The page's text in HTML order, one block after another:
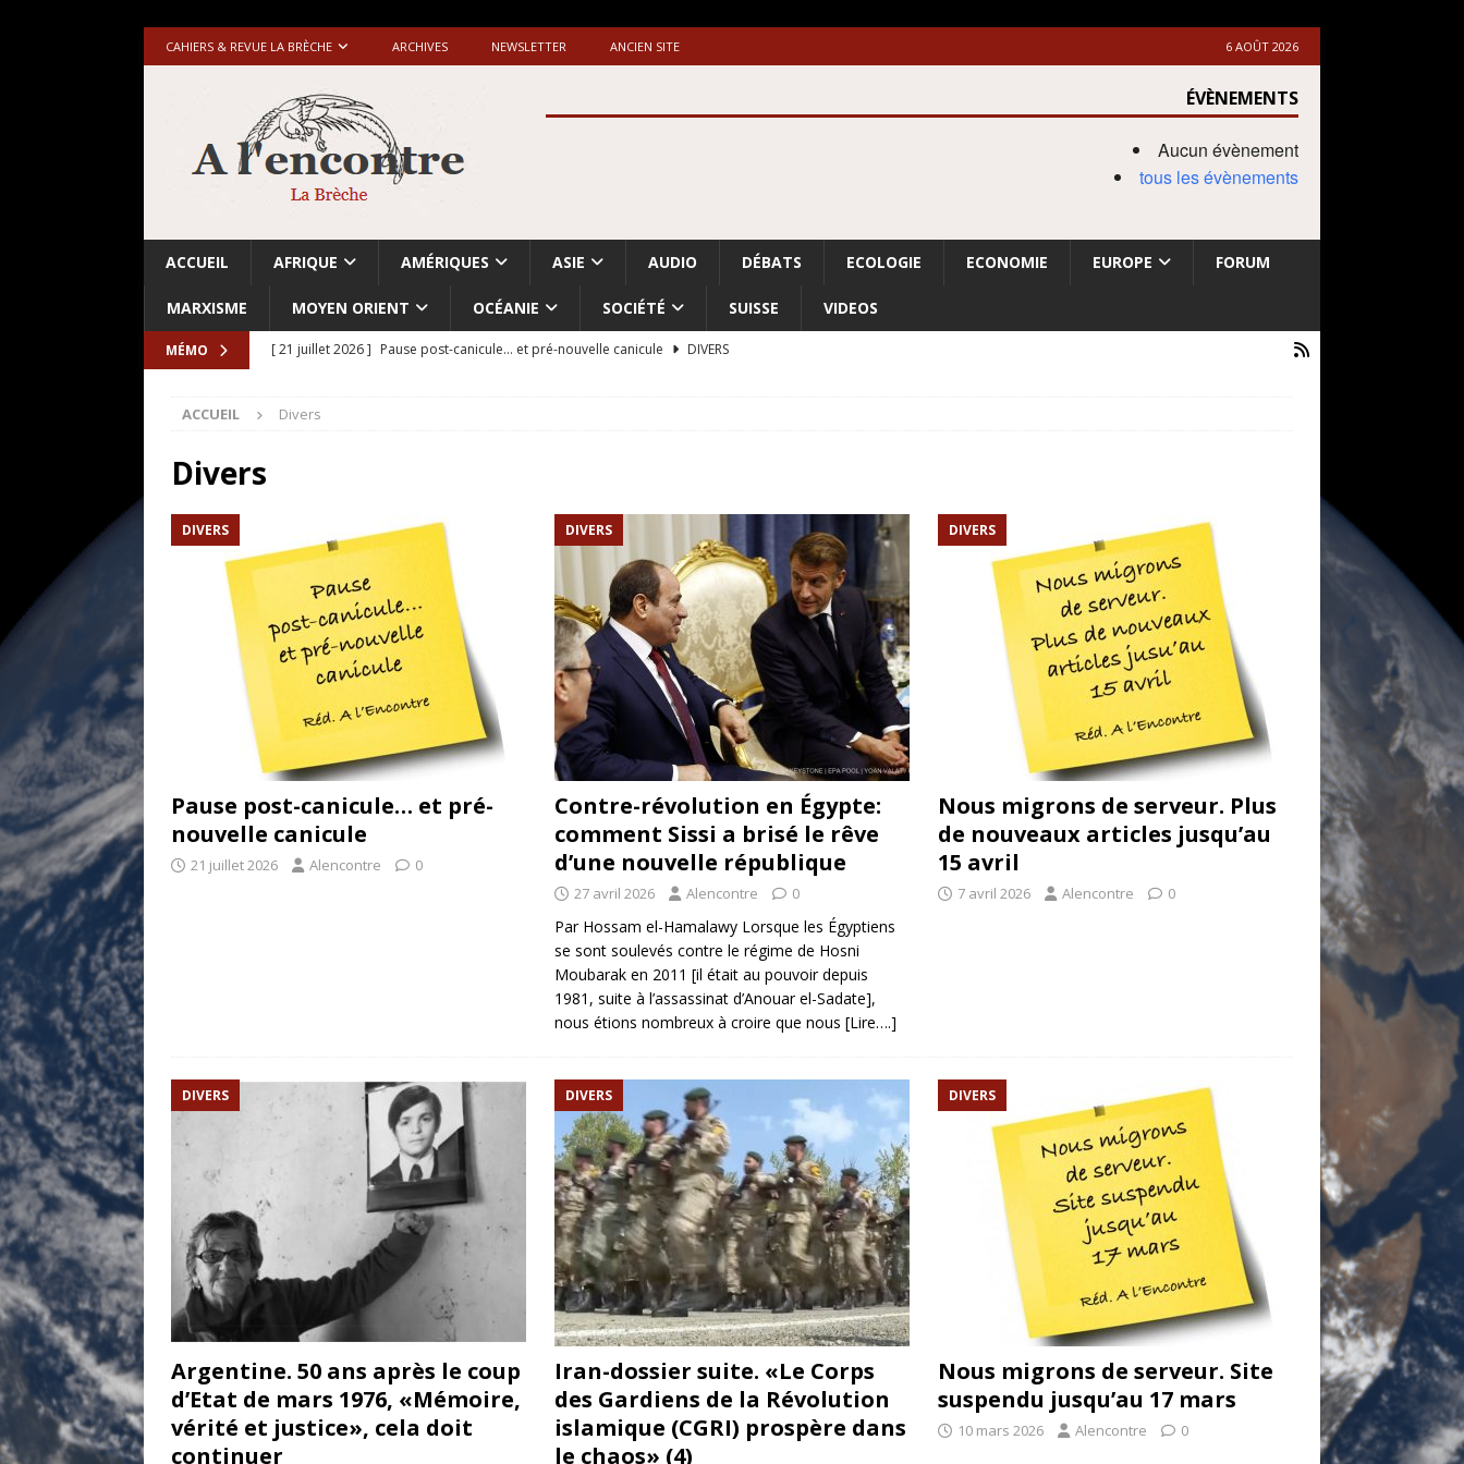
CAHIERS & REVUE LA BRÈCHE ARCHIVES NEWSLETTER ANCIEN SITE 6 AOÛT 2026
ÉVÈNEMENTS
Aucun évènement
tous les évènements
ACCUEIL AFRIQUE AMÉRIQUES ASIE AUDIO DÉBATS ECOLOGIE ECONOMIE EUROPE FORUM
MARXISME MOYEN ORIENT OCÉANIE SOCIÉTÉ SUISSE VIDEOS
MÉMO [ 21 juillet 2026 ] Pause post-canicule… et pré-nouvelle canicule
DIVERS
[ 18 juillet 2026 ]
goût… et une menace»
ETATS-UNIS
[ 17 juillet 2026 ]
Iran. Le retour de l’option militaire
ETATS-UNIS
[ 14 juin 2020 ] Brésil. Les vies noires comptent: l’urgence de la démilitarisation de la Police militaire
* LA UNE
ACCUEIL Divers
Divers
DIVERS
Pause post-canicule… et pré-
nouvelle canicule
21 juillet 2026 Alencontre 0
DIVERS
Contre-révolution en Égypte:
comment Sissi a brisé le rêve
d’une nouvelle république
27 avril 2026 Alencontre 0
Par Hossam el-Hamalawy Lorsque les Égyptiens
se sont soulevés contre le régime de Hosni
Moubarak en 2011 [il était au pouvoir depuis
1981, suite à l’assassinat d’Anouar el-Sadate],
nous étions nombreux à croire que nous [Lire….]
DIVERS
Nous migrons de serveur. Plus
de nouveaux articles jusqu’au
15 avril
7 avril 2026 Alencontre 0
DIVERS
Argentine. 50 ans après le coup
d’Etat de mars 1976, «Mémoire,
vérité et justice», cela doit
continuer
DIVERS
Iran-dossier suite. «Le Corps
des Gardiens de la Révolution
islamique (CGRI) prospère dans
le chaos» (4)
DIVERS
Nous migrons de serveur. Site
suspendu jusqu’au 17 mars
10 mars 2026 Alencontre 0